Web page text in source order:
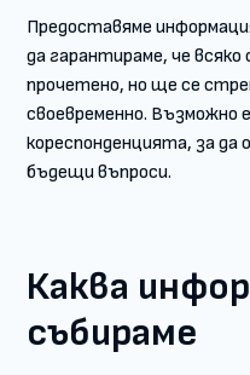
Предоставяме
да гарантираме, че
прочетено, но ще се
своевременно. Възможно
кореспонденцията, за
бъдещи въпроси.
Каква
събираме